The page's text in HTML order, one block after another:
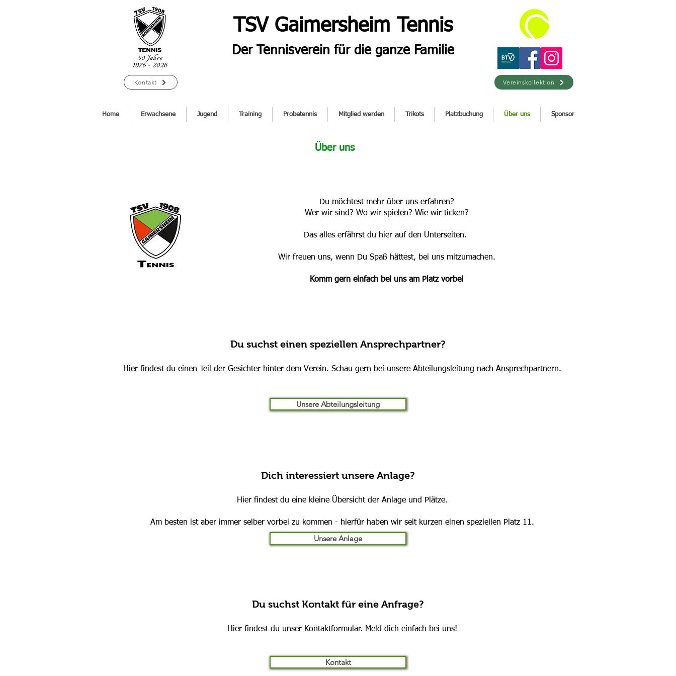
TSV Gaimersheim Tennis
Der Tennisverein für die ganze Familie
Kontakt Vereinskollektion
Home Erwachsene Jugend Training Probetennis Mitglied werden Trikots Platzbuchung Über uns Sponsor
Über uns
Du möchtest mehr über uns erfahren?
Wer wir sind? Wo wir spielen? Wie wir ticken?
Das alles erfährst du hier auf den Unterseiten.
Wir freuen uns, wenn Du Spaß hättest, bei uns mitzumachen.
Komm gern einfach bei uns am Platz vorbei
Du suchst einen speziellen Ansprechpartner?
Hier findest du einen Teil der Gesichter hinter dem Verein. Schau gern bei unsere Abteilungsleitung nach Ansprechpartnern.
Unsere Abteilungsleitung
Dich interessiert unsere Anlage?
Hier findest du eine kleine Übersicht der Anlage und Plätze.
Am besten ist aber immer selber vorbei zu kommen - hierfür haben wir seit kurzen einen speziellen Platz 11.
Unsere Anlage
Du suchst Kontakt für eine Anfrage?
Hier findest du unser Kontaktformular. Meld dich einfach bei uns!
Kontakt